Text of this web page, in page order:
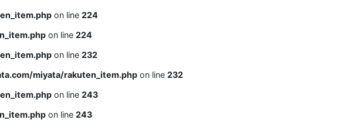
on line 224
on line 224
on line 232
miyata/rakuten_item.php on line 232
on line 243
on line 243